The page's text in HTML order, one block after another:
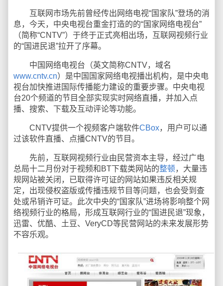
互联网市场先前曾经传出网络电视“国家队”登场的消
息，今天，中央电视台重金打造的的“国家网络电视台”
（简称“CNTV”）于终于正式亮相出场，互联网视频行业
的“国进民退”拉开了序幕。
中国网络电视台（英文简称CNTV，域名
www.cntv.cn）是中国国家网络电视播出机构，是中央电
视台加快推进国际传播能力建设的重要步骤。中央电视
台20个频道的节目全部实现实时网络直播，并加入点
播、搜索、下载及互动评论等功能。
CNTV提供一个视频客户端软件CBox，用户可以通
过该软件直播、点播CNTV的节目。
先前，互联网视频行业由民营资本主导，经过广电
总局十二月份对于视频和BT下载类网站的整顿，大量违
规网站被关闭，已取得许可证的网站如果违反相关规
定，出现侵权盗版或传播违规节目等问题，也会受到查
处或吊销许可证。此次中央的“国家队”进场将影响整个网
络视频行业的格局，形成互联网行业的“国进民退”现象，
迅雷、优酷、土豆、VeryCD等民营网站的未来发展形势
不容乐观。